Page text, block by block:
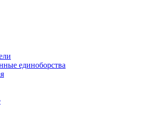
единоборства